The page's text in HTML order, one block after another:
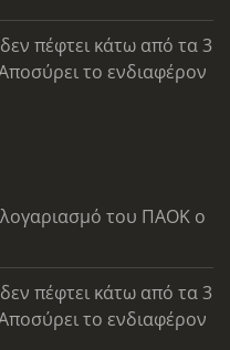
πέφτει κάτω από τα 3
το ενδιαφέρον
του ΠΑΟΚ ο
πέφτει κάτω από τα 3
το ενδιαφέρον